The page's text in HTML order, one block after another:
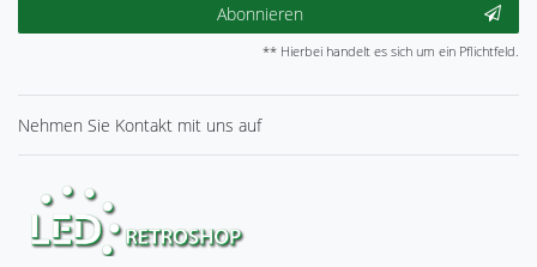
Abonnieren
** Hierbei handelt es sich um ein Pflichtfeld.
Nehmen Sie Kontakt mit uns auf